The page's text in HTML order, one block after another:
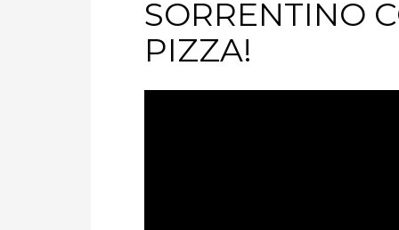
SORRENTINO
PIZZA!